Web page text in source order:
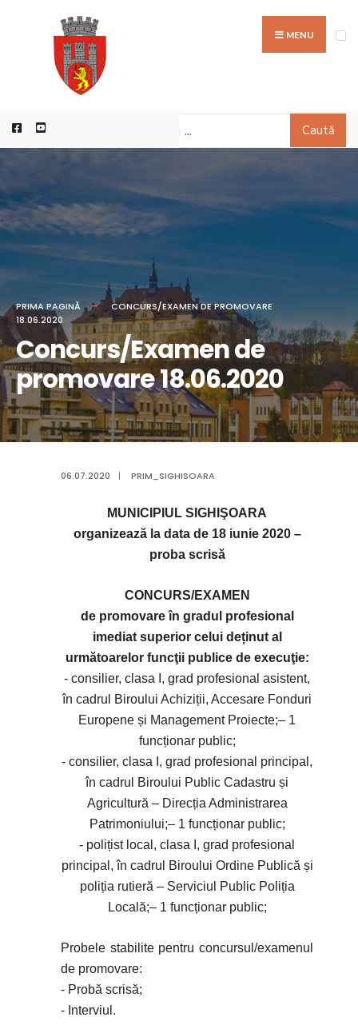
MENU
Caută
PRIMA PAGINĂ
CONCURS/EXAMEN DE PROMOVARE
18.06.2020
Concurs/Examen de
promovare 18.06.2020
06.07.2020 | PRIM_SIGHISOARA
MUNICIPIUL SIGHIŞOARA
organizează la data de 18 iunie 2020 –
proba scrisă
CONCURS/EXAMEN
de promovare în gradul profesional
imediat superior celui deținut al
următoarelor funcţii publice de execuţie:
- consilier, clasa I, grad profesional asistent,
în cadrul Biroului Achiziții, Accesare Fonduri
Europene și Management Proiecte;– 1
funcționar public;
- consilier, clasa I, grad profesional principal,
în cadrul Biroului Public Cadastru și
Agricultură – Direcția Administrarea
Patrimoniului;– 1 funcționar public;
- polițist local, clasa I, grad profesional
principal, în cadrul Biroului Ordine Publică și
poliția rutieră – Serviciul Public Poliția
Locală;– 1 funcționar public;
Probele stabilite pentru concursul/examenul
de promovare:
- Probă scrisă;
- Interviul.